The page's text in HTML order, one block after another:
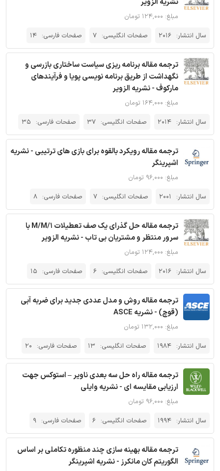
نشریه الزویر
مبلغ: ۱۲۴,۰۰۰ تومان
سال انتشار: 2016 صفحات انگلیسی: 7 صفحات فارسی: 14
ترجمه مقاله برنامه ریزی سیاست ساختاری بازرسی و
نگهداشت از طریق برنامه نویسی پویا و فرآیندهای
مارکوف - نشریه الزویر
مبلغ: ۱۶۴,۰۰۰ تومان
سال انتشار: 2014 صفحات انگلیسی: 37 صفحات فارسی: 35
ترجمه مقاله رویکرد بالقوه برای بازی های ترتیبی - نشریه
اشپرینگر
مبلغ: ۹۶,۰۰۰ تومان
سال انتشار:
2001 صفحات انگلیسی: 7 صفحات فارسی: 8
ترجمه مقاله حل گذرای یک صف تعطیلات M/M/1 با
سرور منتظر و مشتریان بی تاب - نشریه الزویر
مبلغ: ۱۲۴,۰۰۰ تومان
سال انتشار: 2016 صفحات انگلیسی: 6 صفحات فارسی: 15
ترجمه مقاله روش و مدل عددی جدید برای ضربه آبی
(قوچ) - نشریه ASCE
مبلغ: ۱۳۲,۰۰۰ تومان
سال انتشار: 1984 صفحات انگلیسی: 13 صفحات فارسی: 20
ترجمه مقاله راه حل سه بعدی ناویر – استوکس جهت
ارزیابی مقایسه ‌ای - نشریه وایلی
مبلغ: ۹۶,۰۰۰ تومان
سال انتشار: 1994 صفحات انگلیسی: 6 صفحات فارسی: 9
ترجمه مقاله بهینه سازی چند منظوره تکاملی بر اساس
الگوریتم کان مانکرز - نشریه اشپرینگر